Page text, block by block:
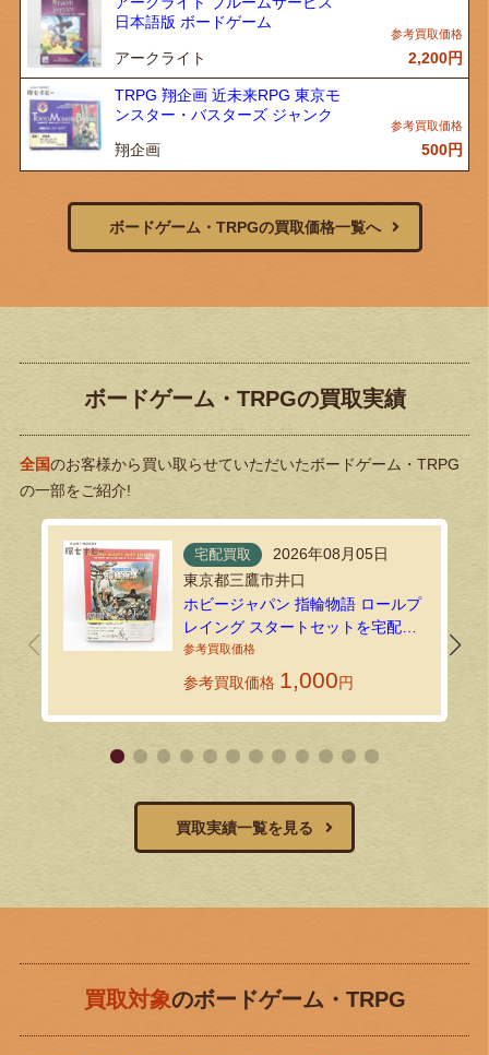
日本語版 ボードゲーム
アークライト 2,200円
TRPG 翔企画 近未来RPG 東京モ
ンスター・バスターズ ジャンク
翔企画 500円
ボードゲーム・TRPGの買取価格一覧へ
ボードゲーム・TRPGの買取実績
全国のお客様から買い取らせていただいたボードゲーム・TRPG
の一部をご紹介!
宅配買取
2026年08月05日
東京都三鷹市井口
ホビージャパン 指輪物語 ロールプ
レイング スタートセットを宅配買
取でお譲りいただきました！
参考買取価格 1,000円
買取実績一覧を見る
買取対象のボードゲーム・TRPG